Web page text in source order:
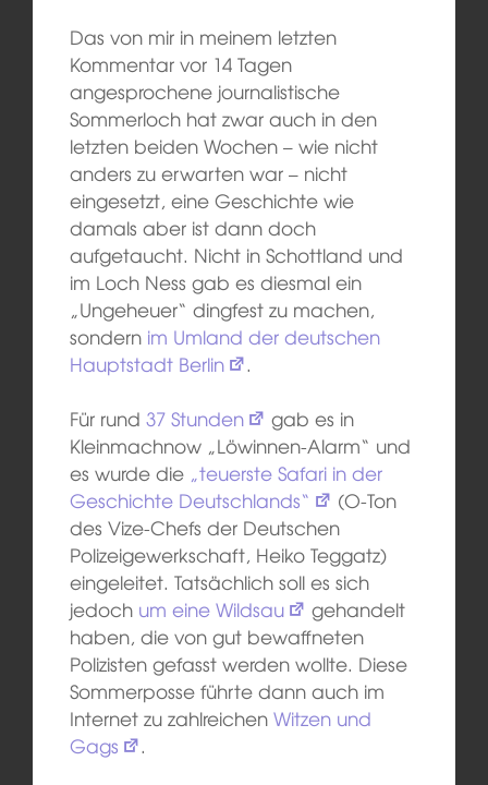
Das von mir in meinem letzten
Kommentar vor 14 Tagen
angesprochene journalistische
Sommerloch hat zwar auch in den
letzten beiden Wochen – wie nicht
anders zu erwarten war – nicht
eingesetzt, eine Geschichte wie
damals aber ist dann doch
aufgetaucht. Nicht in Schottland und
im Loch Ness gab es diesmal ein
„Ungeheuer“ dingfest zu machen,
sondern im Umland der deutschen
Hauptstadt Berlin
.
Für rund 37 Stunden
gab es in
Kleinmachnow „Löwinnen-Alarm“ und
es wurde die „teuerste Safari in der
Geschichte Deutschlands“
(O-Ton
des Vize-Chefs der Deutschen
Polizeigewerkschaft, Heiko Teggatz)
eingeleitet. Tatsächlich soll es sich
jedoch um eine Wildsau
gehandelt
haben, die von gut bewaffneten
Polizisten gefasst werden wollte. Diese
Sommerposse führte dann auch im
Internet zu zahlreichen Witzen und
Gags
.